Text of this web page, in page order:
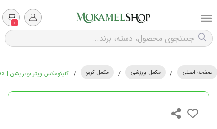
0
صفحه اصلی / مکمل ورزشی / مکمل کربو / گلیکومکس ویثر نوتریشن | Wisser Nutrition GlycoMax